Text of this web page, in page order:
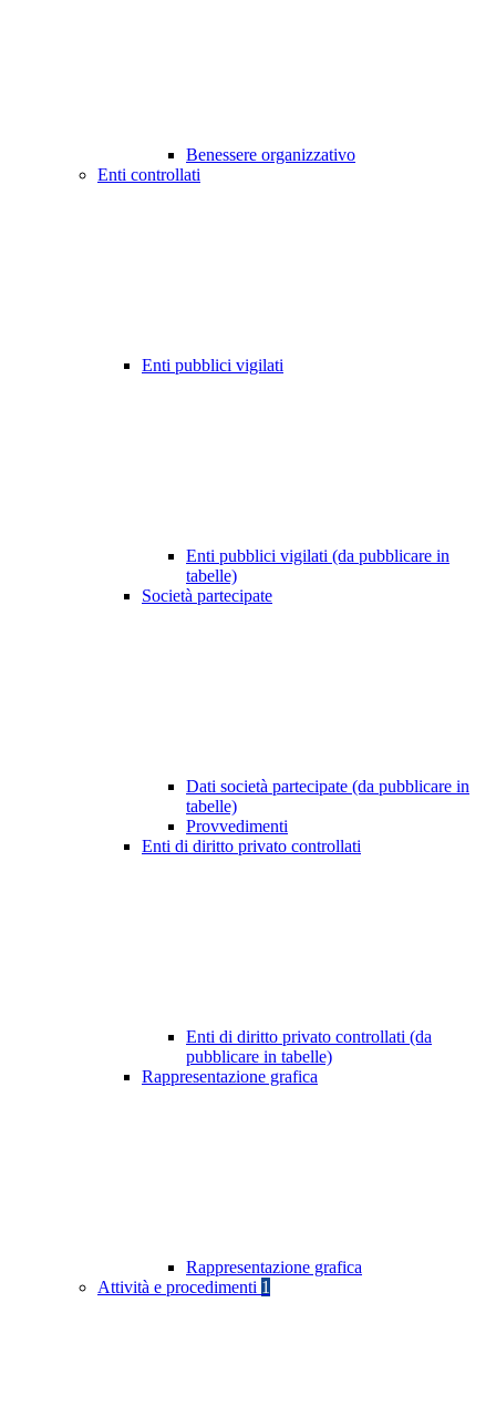
Benessere organizzativo
Enti controllati
Enti pubblici vigilati
Enti pubblici vigilati (da pubblicare in
tabelle)
Società partecipate
Dati società partecipate (da pubblicare in
tabelle)
Provvedimenti
Enti di diritto privato controllati
Enti di diritto privato controllati (da
pubblicare in tabelle)
Rappresentazione grafica
Rappresentazione grafica
Attività e procedimenti 1